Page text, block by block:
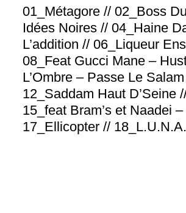
01_Métagore // 02_Boss
Idées Noires // 04_Haine
L’addition // 06_Liqueur
08_Feat Gucci Mane –
L’Ombre – Passe Le
12_Saddam Haut D’Seine
15_feat Bram’s et Naadei
17_Ellicopter //